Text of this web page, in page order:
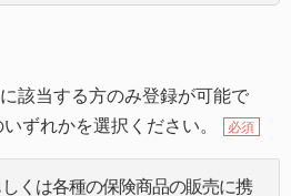
該当する方のみ登録が可能で
ずれかを選択ください。
必須
くは各種の保険商品の販売に携